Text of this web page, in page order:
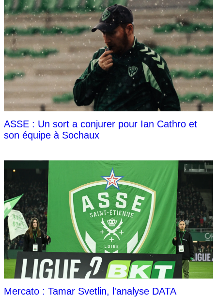
ASSE : Un sort a conjurer pour Ian Cathro et
son équipe à Sochaux
Mercato : Tamar Svetlin, l'analyse DATA